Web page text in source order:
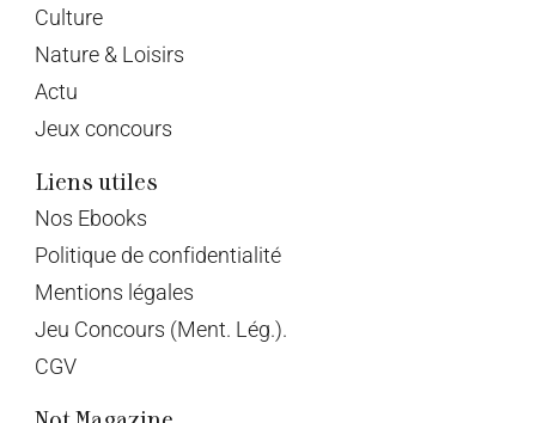
Culture
Nature & Loisirs
Actu
Jeux concours
Liens utiles
Nos Ebooks
Politique de confidentialité
Mentions légales
Jeu Concours (Ment. Lég.).
CGV